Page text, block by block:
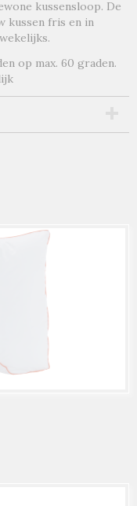
kussensloop. De
kussen fris en in
op max. 60 graden.